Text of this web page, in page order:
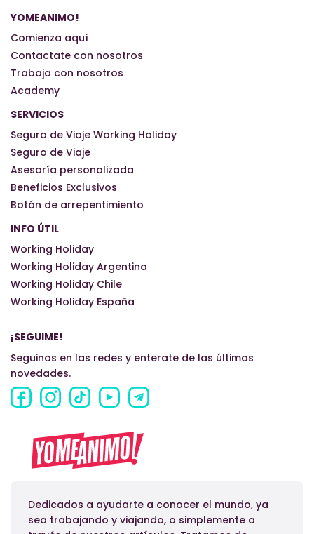
YOMEANIMO!
Comienza aquí
Contactate con nosotros
Trabaja con nosotros
Academy
SERVICIOS
Seguro de Viaje Working Holiday
Seguro de Viaje
Asesoría personalizada
Beneficios Exclusivos
Botón de arrepentimiento
INFO ÚTIL
Working Holiday
Working Holiday Argentina
Working Holiday Chile
Working Holiday España
¡SEGUIME!
Seguinos en las redes y enterate de las últimas
novedades.
Dedicados a ayudarte a conocer el mundo, ya
sea trabajando y viajando, o simplemente a